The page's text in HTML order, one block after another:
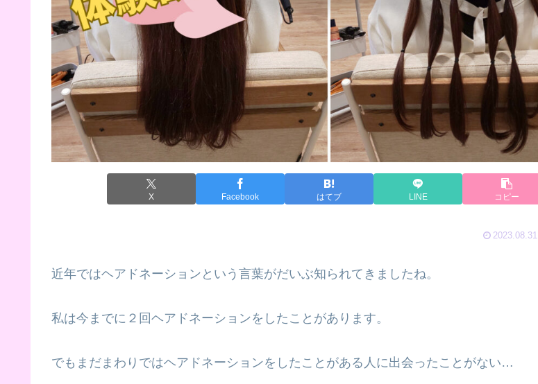
X Facebook はてブ LINE コピー
2023.08.31
近年ではヘアドネーションという言葉がだいぶ知られてきましたね。
私は今までに２回ヘアドネーションをしたことがあります。
でもまだまわりではヘアドネーションをしたことがある人に出会ったことがない…